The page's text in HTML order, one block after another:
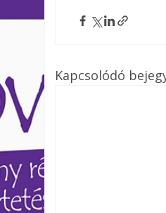
Ezermester
Laptapir kényelmes
Kapcsolódó